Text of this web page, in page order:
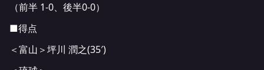
（前半 1-0、後半0-0）
■得点
＜富山＞坪川 潤之(35′)